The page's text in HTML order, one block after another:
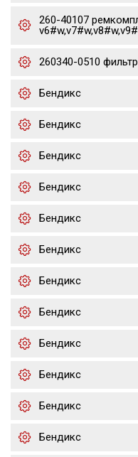
260-40107
260340-0510
Бендикс
Бендикс
Бендикс
Бендикс
Бендикс
Бендикс
Бендикс
Бендикс
Бендикс
Бендикс
Бендикс
Бендикс